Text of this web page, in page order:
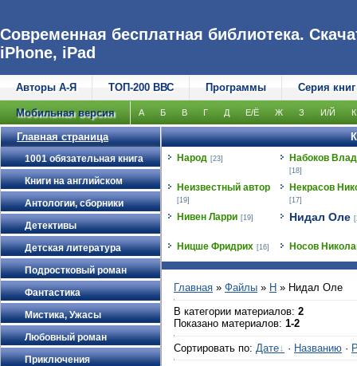
Современная бесплатная библиотека.
iPhone, iPad
Авторы А-Я ТОП-200 ВВС Программы Серия книг
Мобильная версия А Б В Г Д Е/Ё Ж З И/Й К
Главная страница
1001 обязательная книга
Книги на английском
Антологии, сборники
Детективы
Детская литература
Подростковый роман
Фантастика
Мистика, Ужасы
Любовный роман
Приключения
Народ [23] Набоков
[18]
Неизвестный автор
[19]
Некрасов
[17]
Нивен Ларри [19] Нидал Оле
Ницше Фридрих [16] Носов
Главная » Файлы » Н » Нидал Оле
В категории материалов: 2
Показано материалов: 1-2
Сортировать по: Дате · Названию ·